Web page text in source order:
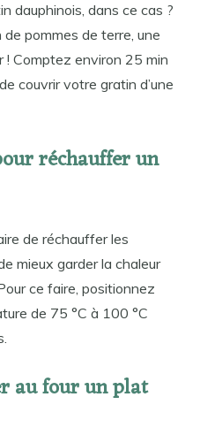
dauphinois, dans ce cas ?
pommes de terre, une
! Comptez environ 25 min
couvrir votre gratin d’une
réchauffer un
de réchauffer les
mieux garder la chaleur
ce faire, positionnez
de 75 °C à 100 °C
au four un plat